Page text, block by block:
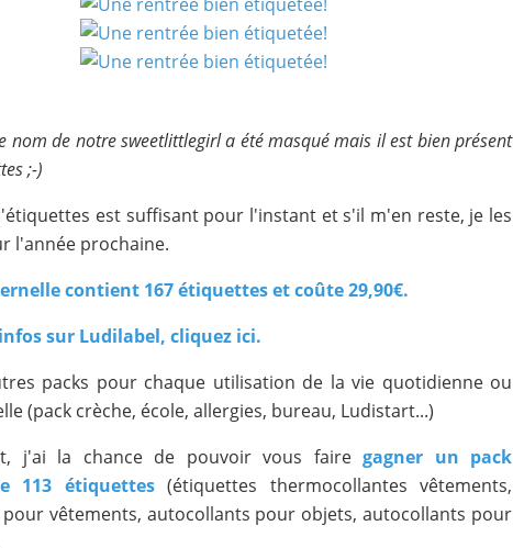
nom de notre sweetlittlegirl a été masqué mais il est bien présent
;-)
est suffisant pour l'instant et s'il m'en reste, je les
l'année prochaine.
contient 167 étiquettes et coûte 29,90€.
sur Ludilabel, cliquez ici.
packs pour chaque utilisation de la vie quotidienne ou
(pack crèche, école, allergies, bureau, Ludistart...)
j'ai la chance de pouvoir vous fairegagner un pack
113 étiquettes (étiquettes thermocollantes vêtements,
vêtements, autocollants pour objets, autocollants pour